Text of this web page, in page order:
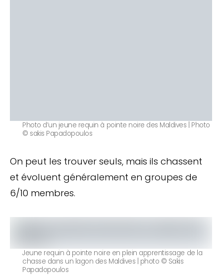
Photo d’un jeune requin à pointe noire des Maldives | Photo
© sakis Papadopoulos
On peut les trouver seuls, mais ils chassent
et évoluent généralement en groupes de
6/10 membres.
Jeune requin à pointe noire en plein apprentissage de la
chasse dans un lagon des Maldives | photo © Sakis
Papadopoulos